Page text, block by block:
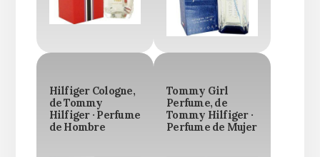
Hilfiger Cologne,
de Tommy
Hilfiger · Perfume
de Hombre
Tommy Girl
Perfume, de
Tommy Hilfiger ·
Perfume de Mujer